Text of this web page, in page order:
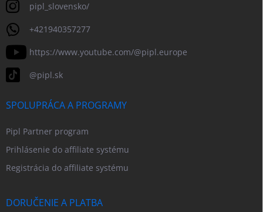
pipl_slovensko/
+421940357277
https://www.youtube.com/@pipl.europe
@pipl.sk
SPOLUPRÁCA A PROGRAMY
Pipl Partner program
Prihlásenie do affiliate systému
Registrácia do affiliate systému
DORUČENIE A PLATBA